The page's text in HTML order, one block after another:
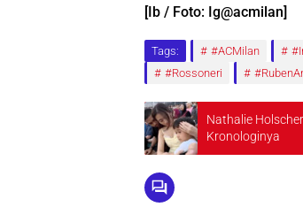
[Ib / Foto: Ig@acmilan]
Tags: #ACMilan
#Rossoneri
Nathalie
Kronologinya